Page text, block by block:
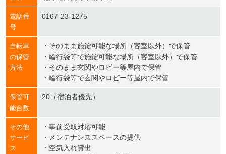
電話番
号
0167-23-1275
自転車
の保管
方法
・そのまま施錠可能な場所（客室以外）で保管
・輪行袋等で施錠可能な場所（客室以外）で保管
・そのまま玄関やロビー等屋内で保管
・輪行袋等で玄関やロビー等屋内で保管
保管可
能台数
20（宿泊者優先）
その他
サービ
ス
・事前受取対応可能
・メンテナンススペースの提供
・空気入れ貸出